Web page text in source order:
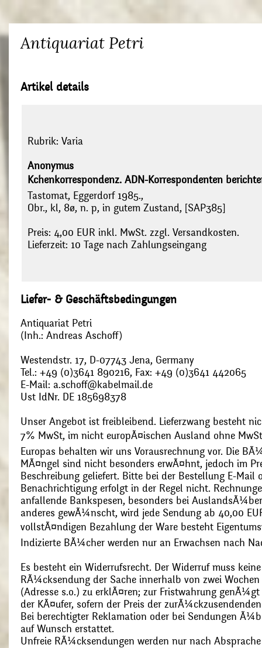
Antiquariat Petri
Artikel details
Rubrik: Varia
Anonymus
Kchenkorrespondenz. ADN-Korrespondenten
Tastomat, Eggerdorf 1985.,
Obr., kl, 8ø, n. p, in gutem Zustand, [SAP385]
Preis: 4,00 EUR inkl. MwSt. zzgl. Versandkosten.
Lieferzeit: 10 Tage nach Zahlungseingang
Liefer- & Geschäftsbedingungen
Antiquariat Petri
(Inh.: Andreas Aschoff)
Westendstr. 17, D-07743 Jena, Germany
Tel.: +49 (0)3641 890216, Fax: +49 (0)3641 442065
E-Mail: a.schoff@kabelmail.de
Ust IdNr. DE 185698378
Unser Angebot ist freibleibend. Lieferzwang besteht
7% MwSt, im nicht europÃ¤ischen Ausland ohne
Europas behalten wir uns Vorausrechnung vor. Die
MÃ¤ngel sind nicht besonders erwÃ¤hnt, jedoch im
Beschreibung geliefert. Bitte bei der Bestellung E-Mail
Benachrichtigung erfolgt in der Regel nicht.
anfallende Bankspesen, besonders bei
anderes gewÃ¼nscht, wird jede Sendung ab 40,00
vollstÃ¤ndigen Bezahlung der Ware besteht
Indizierte BÃ¼cher werden nur an Erwachsen nach
Es besteht ein Widerrufsrecht. Der Widerruf muss
RÃ¼cksendung der Sache innerhalb von zwei
(Adresse s.o.) zu erklÃ¤ren; zur Fristwahrung
der KÃ¤ufer, sofern der Preis der
Bei berechtigter Reklamation oder bei Sendungen
auf Wunsch erstattet.
Unfreie RÃ¼cksendungen werden nur nach